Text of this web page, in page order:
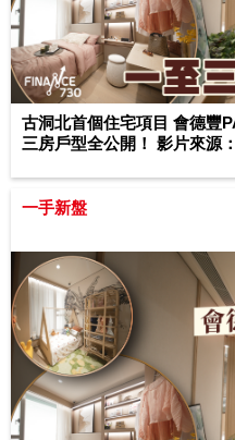
古洞北首個住宅項目 會德豐
三房戶型全公開！ 影片來源
一手新盤